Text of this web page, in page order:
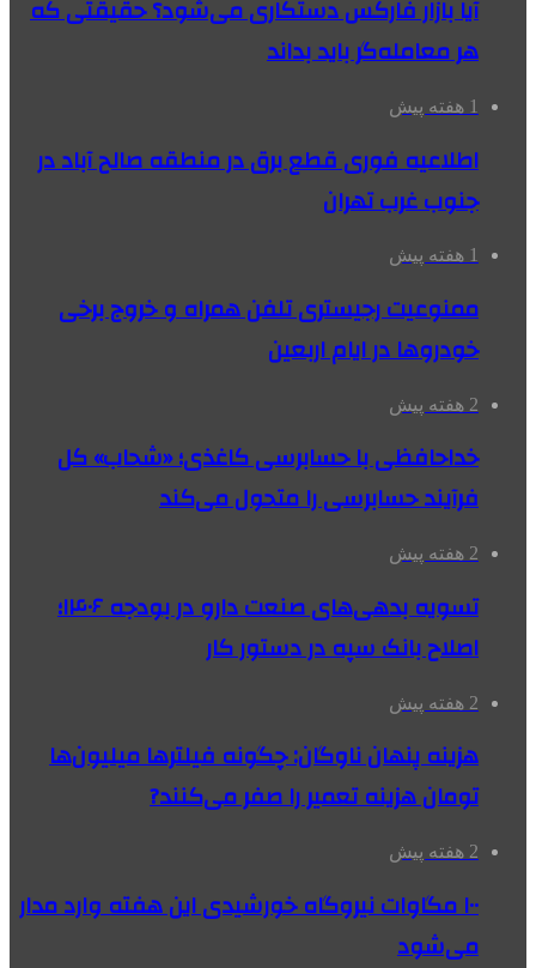
آیا بازار فارکس دستکاری می‌شود؟ حقیقتی که
هر معامله‌گر باید بداند
1 هفته پیش
اطلاعیه فوری قطع برق در منطقه صالح آباد در
جنوب غرب تهران
1 هفته پیش
ممنوعیت رجیستری تلفن همراه و خروج برخی
خودروها در ایام اربعین
2 هفته پیش
خداحافظی با حسابرسی کاغذی؛ «شحاب» کل
فرآیند حسابرسی را متحول می‌کند
2 هفته پیش
تسویه بدهی‌های صنعت دارو در بودجه ۱۴۰۶؛
اصلاح بانک سپه در دستور کار
2 هفته پیش
هزینه پنهان ناوگان: چگونه فیلترها میلیون‌ها
تومان هزینه تعمیر را صفر می‌کنند?
2 هفته پیش
۱۰۰ مگاوات نیروگاه‌ خورشیدی این هفته وارد مدار
می‌شود